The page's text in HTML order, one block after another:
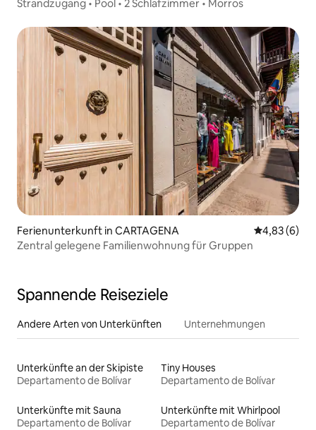
Strandzugang • Pool • 2 Schlafzimmer • Morros
Ferienunterkunft in CARTAGENA
4,83 (6)
Zentral gelegene Familienwohnung für Gruppen
Spannende Reiseziele
Andere Arten von Unterkünften Unternehmungen
Unterkünfte an der Skipiste
Departamento de Bolívar
Tiny Houses
Departamento de Bolívar
Unterkünfte mit Sauna
Departamento de Bolívar
Unterkünfte mit Whirlpool
Departamento de Bolívar